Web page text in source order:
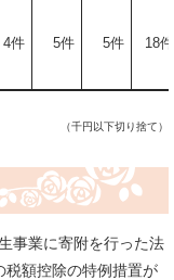
4件 5件 5件 18件
（千円以下切り捨て）
事業に寄附を行った法
税額控除の特例措置が